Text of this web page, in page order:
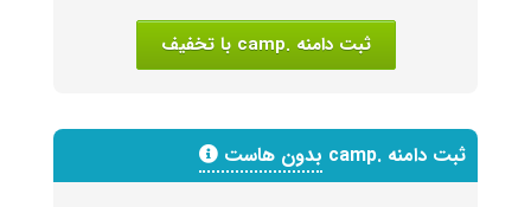
ثبت دامنه .camp با تخفیف
ثبت دامنه .camp بدون هاست